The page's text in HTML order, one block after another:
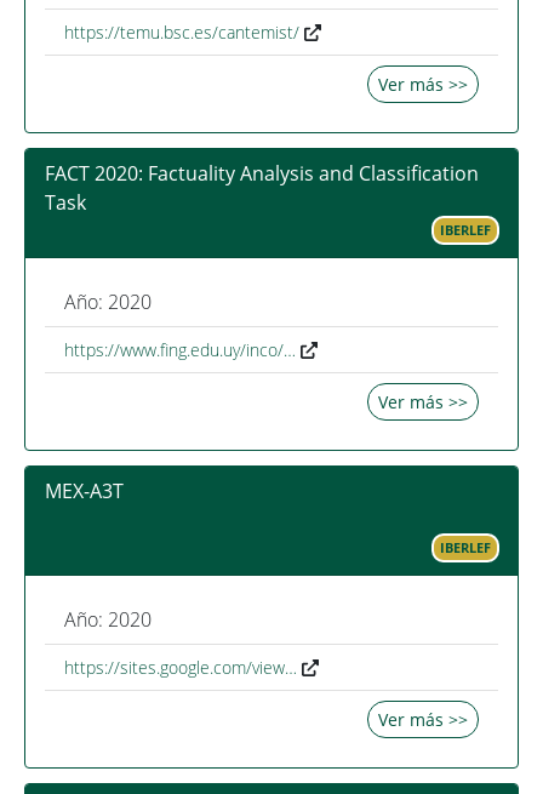
https://temu.bsc.es/cantemist/
Ver más >>
FACT 2020: Factuality Analysis and Classification
Task
IBERLEF
Año: 2020
https://www.fing.edu.uy/inco/…
Ver más >>
MEX-A3T
IBERLEF
Año: 2020
https://sites.google.com/view…
Ver más >>